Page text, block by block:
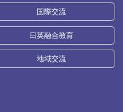
国際交流
日英融合教育
地域交流